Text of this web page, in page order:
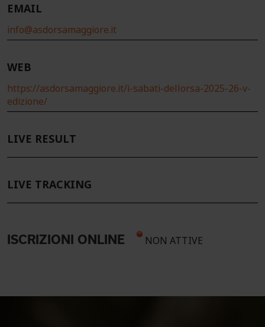
EMAIL
info@asdorsamaggiore.it
WEB
https://asdorsamaggiore.it/i-sabati-dellorsa-2025-26-v-
edizione/
LIVE RESULT
LIVE TRACKING
ISCRIZIONI ONLINE NON ATTIVE